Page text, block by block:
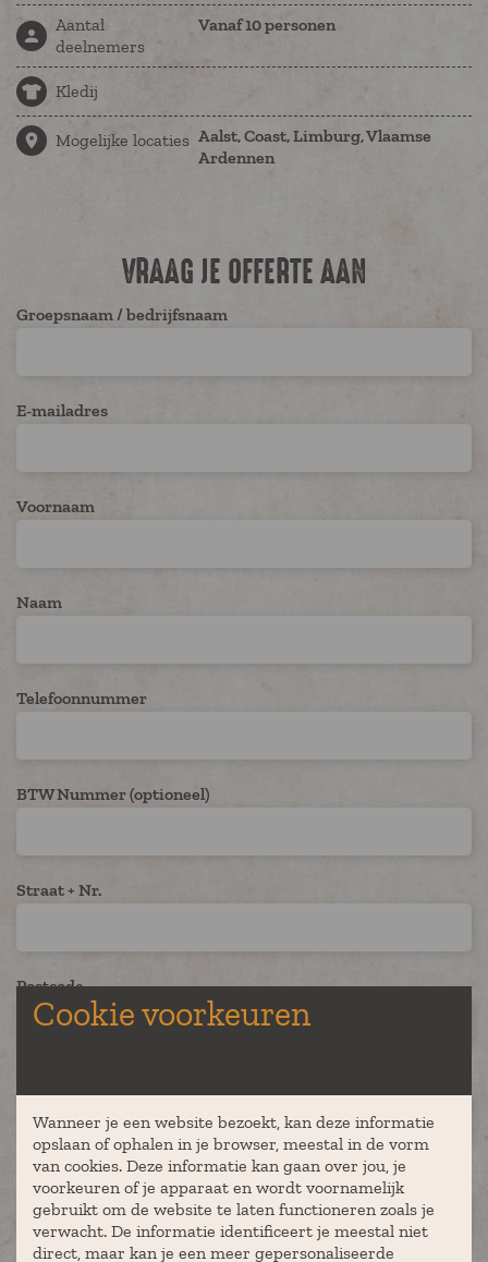
Aantal
deelnemers
Vanaf 10 personen
Kledij
Mogelijke locaties Aalst, Coast, Limburg, Vlaamse
Ardennen
VRAAG JE OFFERTE AAN
Groepsnaam / bedrijfsnaam
E-mailadres
Voornaam
Naam
Telefoonnummer
BTW Nummer (optioneel)
Straat + Nr.
Postcode
Aantal deelnemers
Cookie voorkeuren
Wanneer je een website bezoekt, kan deze informatie
opslaan of ophalen in je browser, meestal in de vorm
van cookies. Deze informatie kan gaan over jou, je
voorkeuren of je apparaat en wordt voornamelijk
gebruikt om de website te laten functioneren zoals je
verwacht. De informatie identificeert je meestal niet
direct, maar kan je een meer gepersonaliseerde